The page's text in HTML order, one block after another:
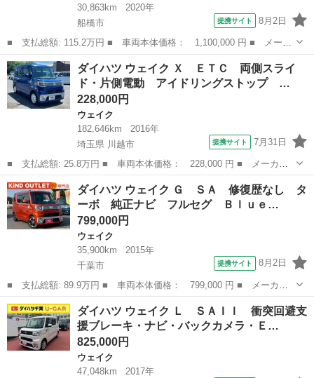
30,863km
2020年
船橋市
提携サイト 8月2日
■ 支払総額: 115.2万円 ■ 車両本体価格： 1,100,000 円 ■ メーカ
ー名： ダイハツ ■ 車種名： ウェイク ■ グレード名： Ｌリミ
テッドＳＡＩＩＩ 衝突回避支援ブレーキ・キーフリー・エコアイド
ル・ナビ...
千葉 船橋市 ウェイク
ダイハツ ウェイク Ｘ ＥＴＣ 両側スライ
ド・片側電動 アイドリングストップ …
228,000円
ウェイク
182,646km
2016年
埼玉県 川越市
提携サイト 7月31日
■ 支払総額: 25.8万円 ■ 車両本体価格： 228,000 円 ■ メーカー
名： ダイハツ ■ 車種名： ウェイク ■ グレード名： Ｘ ＥＴ
Ｃ 両側スライド・片側電動 アイドリングストップ スマートキー
■ 排気量...
埼玉 川越市 ウェイク
ダイハツ ウェイク Ｇ ＳＡ 修復歴なし タ
ーボ 純正ナビ フルセグ Ｂｌｕｅ…
799,000円
ウェイク
35,900km
2015年
千葉市
提携サイト 8月2日
■ 支払総額: 89.9万円 ■ 車両本体価格： 799,000 円 ■ メーカー
名： ダイハツ ■ 車種名： ウェイク ■ グレード名： Ｇ Ｓ
Ａ 修復歴なし ターボ 純正ナビ フルセグ Ｂｌｕｅｔｏｏｔ
ｈ 衝突軽減ブレ...
千葉 千葉市 ウェイク
ダイハツ ウェイク Ｌ ＳＡＩＩ 衝突回避支
援ブレーキ・ナビ・バックカメラ・Ｅ…
825,000円
ウェイク
47,048km
2017年